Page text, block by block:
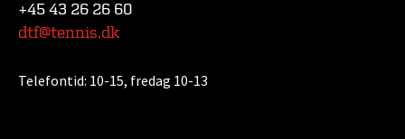
+45 43 26 26 60
dtf@tennis.dk
Telefontid: 10-15, fredag 10-13